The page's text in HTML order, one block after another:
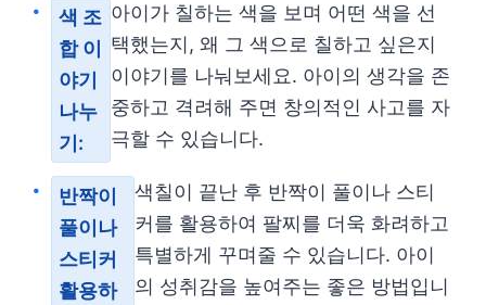
색 조
합 이
야기
나누
기:
아이가 칠하는 색을 보며 어떤 색을 선
택했는지, 왜 그 색으로 칠하고 싶은지
이야기를 나눠보세요. 아이의 생각을 존
중하고 격려해 주면 창의적인 사고를 자
극할 수 있습니다.
반짝이
풀이나
스티커
활용하
색칠이 끝난 후 반짝이 풀이나 스티
커를 활용하여 팔찌를 더욱 화려하고
특별하게 꾸며줄 수 있습니다. 아이
의 성취감을 높여주는 좋은 방법입니